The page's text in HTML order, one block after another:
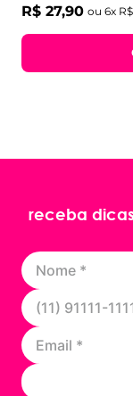
R$ 27,90 ou 6x R$
receba